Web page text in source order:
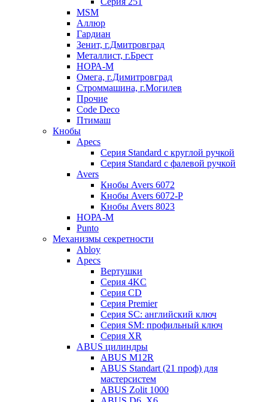
MSM
Аллюр
Гардиан
Зенит, г.Дмитровград
Металлист, г.Брест
НОРА-М
Омега, г.Димитровград
Строммашина, г.Могилев
Прочие
Code Deco
Птимаш
Кнобы
Apecs
Серия Standard с круглой ручкой
Серия Standard с фалевой ручкой
Avers
Кнобы Avers 6072
Кнобы Avers 6072-P
Кнобы Avers 8023
НОРА-М
Punto
Механизмы секретности
Abloy
Apecs
Вертушки
Серия 4KC
Серия CD
Серия Premier
Серия SC: английский ключ
Серия SM: профильный ключ
Серия XR
ABUS цилиндры
ABUS M12R
ABUS Standart (21 проф) для
мастерсистем
ABUS Zolit 1000